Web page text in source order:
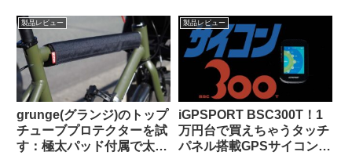
るようにした感じで超便利
製品レビュー
grunge(グランジ)のトップ
チューブプロテクターを試
す：極太パッド付属で太め
製品レビュー
iGPSPORT BSC300T！1
万円台で買えちゃうタッチ
パネル搭載GPSサイコンっ